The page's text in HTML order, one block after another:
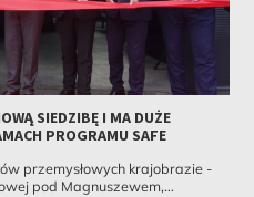
SIEDZIBĘ I MA DUŻE
PROGRAMU SAFE
przemysłowych krajobrazie -
pod Magnuszewem,...